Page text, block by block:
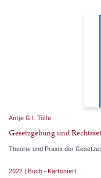
Antje G.I. Tölle
Gesetzgebung und
Theorie und Praxis der
2022 | Buch - Kartoniert